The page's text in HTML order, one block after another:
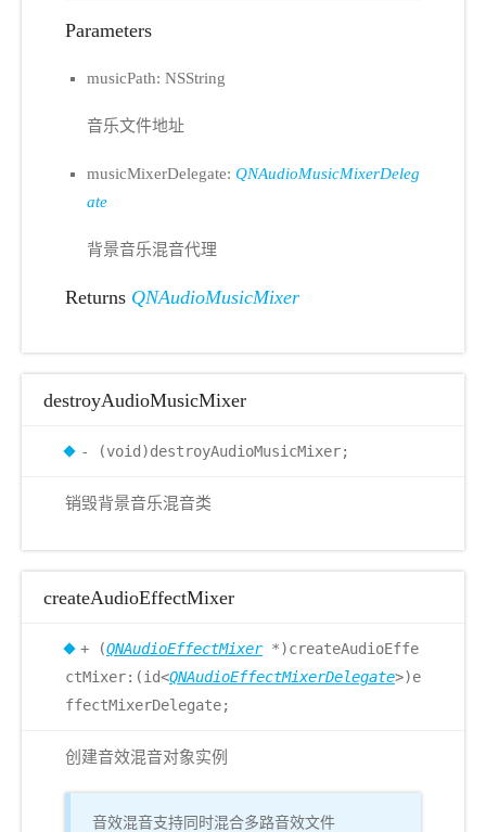
Parameters
musicPath: NSString
音乐文件地址
musicMixerDelegate: QNAudioMusicMixerDeleg
ate
背景音乐混音代理
Returns QNAudioMusicMixer
destroyAudioMusicMixer
- (void)destroyAudioMusicMixer;
销毁背景音乐混音类
createAudioEffectMixer
+ (QNAudioEffectMixer*)createAudioEffe
ctMixer:(id<QNAudioEffectMixerDelegate>)e
ffectMixerDelegate;
创建音效混音对象实例
音效混音支持同时混合多路音效文件